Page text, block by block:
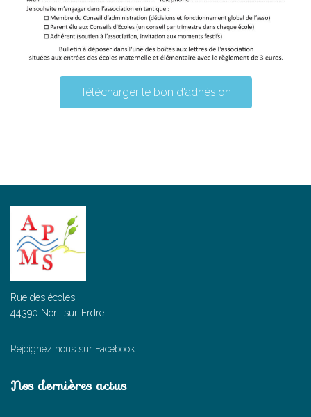
Télécharger le bon d'adhésion
Rue des écoles
44390 Nort-sur-Erdre
Rejoignez nous sur Facebook
Nos dernières actus